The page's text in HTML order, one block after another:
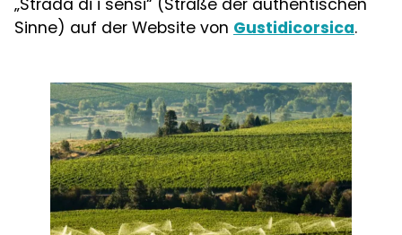
„Strada di i sensi“ (Straße der authentischen
Sinne) auf der Website von Gustidicorsica.